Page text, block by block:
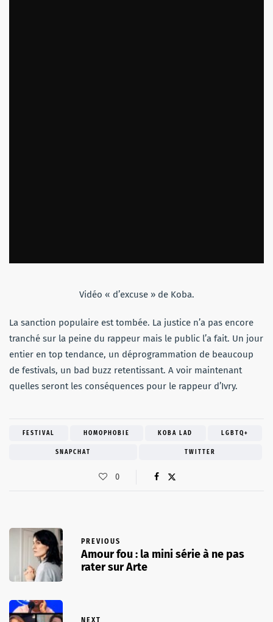
Vidéo « d’excuse » de Koba.
La sanction populaire est tombée. La justice n’a pas encore
tranché sur la peine du rappeur mais le public l’a fait. Un jour
entier en top tendance, un déprogrammation de beaucoup
de festivals, un bad buzz retentissant. A voir maintenant
quelles seront les conséquences pour le rappeur d’Ivry.
FESTIVAL HOMOPHOBIE KOBA LAD LGBTQ+
SNAPCHAT TWITTER
0
PREVIOUS
Amour fou : la mini série à ne pas
rater sur Arte
NEXT